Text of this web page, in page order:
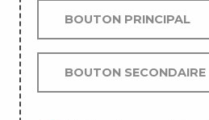
BOUTON PRINCIPAL
BOUTON SECONDAIRE